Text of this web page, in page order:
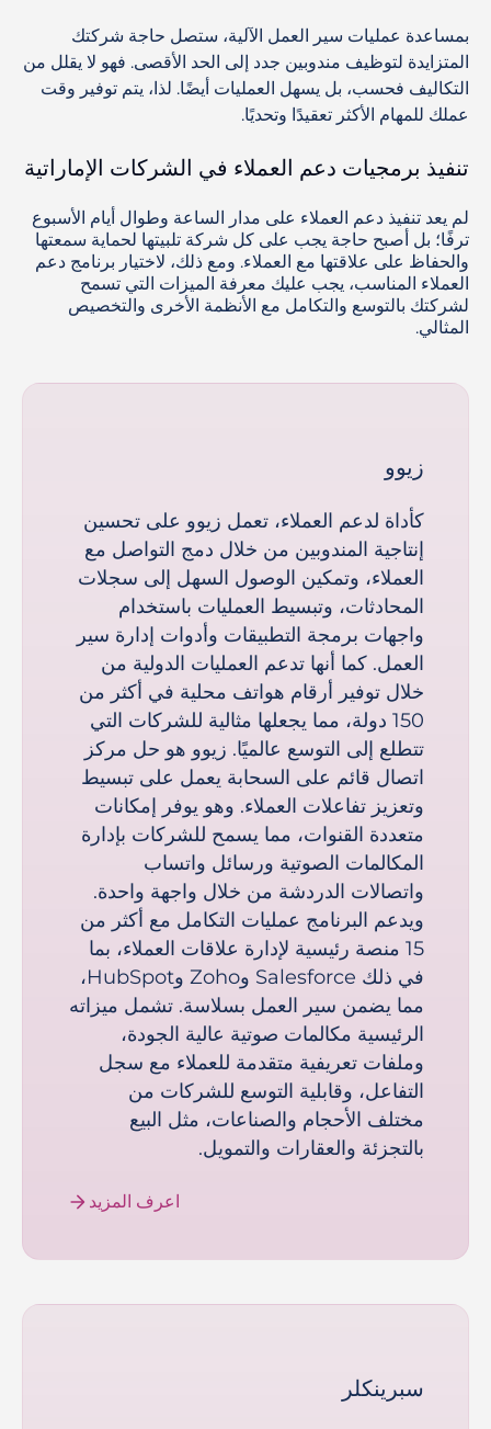
بمساعدة عمليات سير العمل الآلية، ستصل حاجة شركتك
المتزايدة لتوظيف مندوبين جدد إلى الحد الأقصى. فهو لا يقلل من
التكاليف فحسب، بل يسهل العمليات أيضًا. لذا، يتم توفير وقت
عملك للمهام الأكثر تعقيدًا وتحديًا.
تنفيذ برمجيات دعم العملاء في الشركات الإماراتية
لم يعد تنفيذ دعم العملاء على مدار الساعة وطوال أيام الأسبوع
ترفًا؛ بل أصبح حاجة يجب على كل شركة تلبيتها لحماية سمعتها
والحفاظ على علاقتها مع العملاء. ومع ذلك، لاختيار برنامج دعم
العملاء المناسب، يجب عليك معرفة الميزات التي تسمح
لشركتك بالتوسع والتكامل مع الأنظمة الأخرى والتخصيص
المثالي.
زيوو
كأداة لدعم العملاء، تعمل زيوو على تحسين
إنتاجية المندوبين من خلال دمج التواصل مع
العملاء، وتمكين الوصول السهل إلى سجلات
المحادثات، وتبسيط العمليات باستخدام
واجهات برمجة التطبيقات وأدوات إدارة سير
العمل. كما أنها تدعم العمليات الدولية من
خلال توفير أرقام هواتف محلية في أكثر من
150 دولة، مما يجعلها مثالية للشركات التي
تتطلع إلى التوسع عالميًا. زيوو هو حل مركز
اتصال قائم على السحابة يعمل على تبسيط
وتعزيز تفاعلات العملاء. وهو يوفر إمكانات
متعددة القنوات، مما يسمح للشركات بإدارة
المكالمات الصوتية ورسائل واتساب
واتصالات الدردشة من خلال واجهة واحدة.
ويدعم البرنامج عمليات التكامل مع أكثر من
15 منصة رئيسية لإدارة علاقات العملاء، بما
في ذلك Salesforce وZoho وHubSpot،
مما يضمن سير العمل بسلاسة. تشمل ميزاته
الرئيسية مكالمات صوتية عالية الجودة،
وملفات تعريفية متقدمة للعملاء مع سجل
التفاعل، وقابلية التوسع للشركات من
مختلف الأحجام والصناعات، مثل البيع
بالتجزئة والعقارات والتمويل.
اعرف المزيد
سبرينكلر